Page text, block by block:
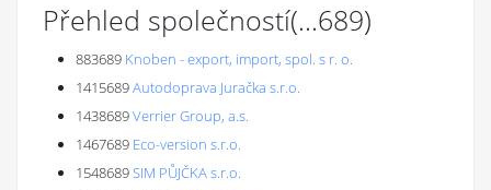
Přehled společností(...689)
883689 Knoben - export, import, spol. s r. o.
1415689Autodoprava Juračka s.r.o.
1438689Verrier Group, a.s.
1467689 Eco-version s.r.o.
1548689SIM PŮJČKA s.r.o.